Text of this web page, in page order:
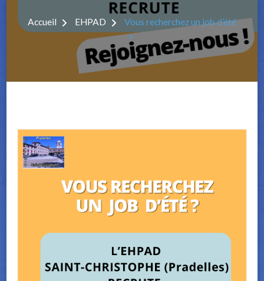
Accueil EHPAD
Vous recherchez un job d’été
?